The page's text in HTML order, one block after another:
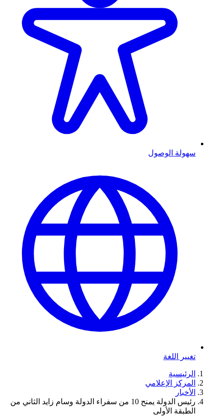
سهولة الوصول
تغيير اللغة
الرئيسية
المركز الإعلامي
الأخبار
رئيس الدولة يمنح 10 من سفراء الدولة وسام زايد الثاني من
الطبقة الأولى